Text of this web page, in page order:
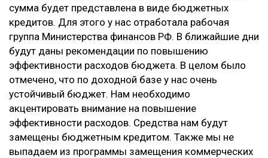
сумма будет представлена в виде бюджетных
кредитов. Для этого у нас отработала рабочая
группа Министерства финансов РФ. В ближайшие дни
будут даны рекомендации по повышению
эффективности расходов бюджета. В целом было
отмечено, что по доходной базе у нас очень
устойчивый бюджет. Нам необходимо
акцентировать внимание на повышение
эффективности расходов. Средства нам будут
замещены бюджетным кредитом. Также мы не
выпадаем из программы замещения коммерческих